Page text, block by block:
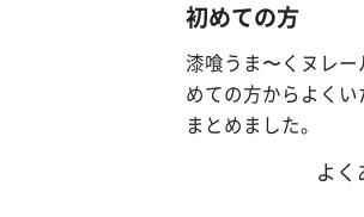
初めての方
漆喰うま〜くヌレ
めての方からよく
まとめました。
よ